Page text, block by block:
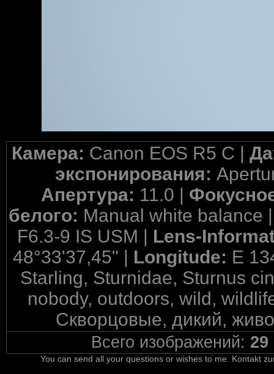
Камера: Canon EOS R5 C |
экспонирования:
Апертура: 11.0 |
белого: Manual white balance
F6.3-9 IS USM | Lens-
48°33'37,45" | Longitude: E
Starling, Sturnidae, Sturnus
nobody, outdoors, wild,
Скворцовые, дикий,
Всего изображений: 29
You can send all your questions or wishes to me. Kontakt